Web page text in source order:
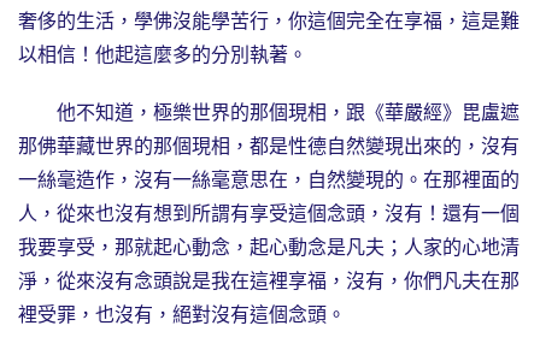
奢侈的生活，學佛沒能學苦行，你這個完全在享福，這是難
以相信！他起這麼多的分別執著。
他不知道，極樂世界的那個現相，跟《華嚴經》毘盧遮
那佛華藏世界的那個現相，都是性德自然變現出來的，沒有
一絲毫造作，沒有一絲毫意思在，自然變現的。在那裡面的
人，從來也沒有想到所謂有享受這個念頭，沒有！還有一個
我要享受，那就起心動念，起心動念是凡夫；人家的心地清
淨，從來沒有念頭說是我在這裡享福，沒有，你們凡夫在那
裡受罪，也沒有，絕對沒有這個念頭。